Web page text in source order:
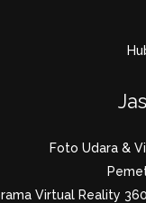
Foto Udara &
Virtual Reality